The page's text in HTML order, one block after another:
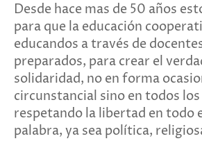
Desde hace mas de 50 años
para que la educación
educandos a través de
pre­parados, para crear el
solidaridad, no en forma
circunstancial sino en todos
respetando la libertad en todo
palabra, ya sea política,